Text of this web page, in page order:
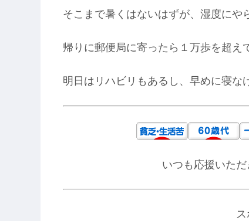
そこまで暑くはないはずが、湿度にや
帰りに郵便局に寄ったら１万歩を超え
明日はリハビリもあるし、早めに寝な
いつも応援いた
ス